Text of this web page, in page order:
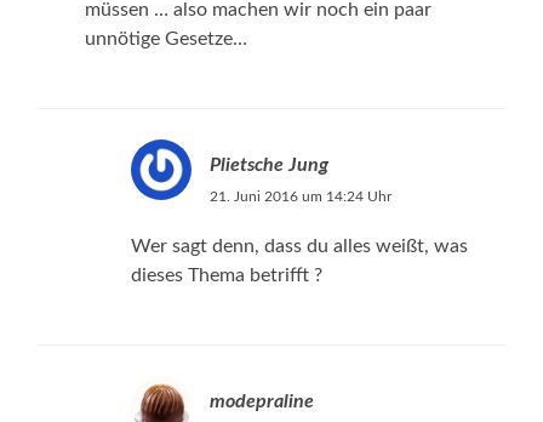
müssen … also machen wir noch ein paar
unnötige Gesetze…
Plietsche Jung
21. Juni 2016 um 14:24 Uhr
Wer sagt denn, dass du alles weißt, was
dieses Thema betrifft ?
modepraline